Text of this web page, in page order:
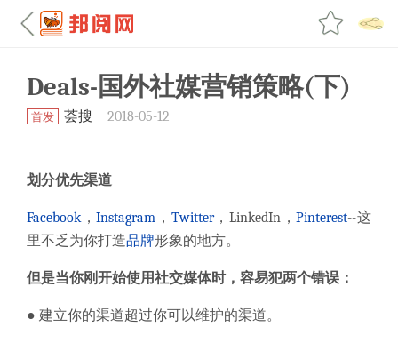
Deals-国外社媒营销策略(下)
首发 荟搜 2018-05-12
划分优先渠道
Facebook，Instagram ， Twitter，LinkedIn，Pinterest--这
里不乏为你打造品牌形象的地方。
但是当你刚开始使用社交媒体时，容易犯两个错误：
● 建立你的渠道超过你可以维护的渠道。